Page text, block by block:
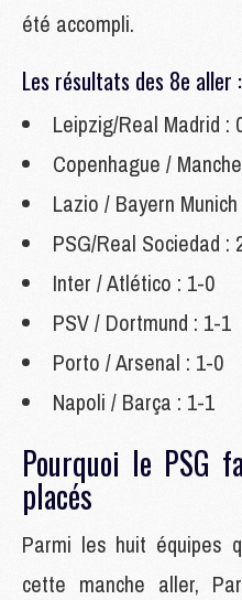
été accompli.
Les résultats des 8e aller :
Leipzig/Real Madrid :
Copenhague /
Lazio / Bayern
PSG/Real Sociedad :
Inter / Atlético : 1-0
PSV / Dortmund : 1-1
Porto / Arsenal : 1-0
Napoli / Barça : 1-1
Pourquoi le PSG
placés
Parmi les huit équipes
cette manche aller,